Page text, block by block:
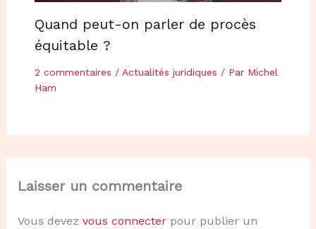
Quand peut-on parler de procès
équitable ?
2 commentaires / Actualités juridiques / Par Michel
Ham
Laisser un commentaire
Vous devez vous connecterpour publier un